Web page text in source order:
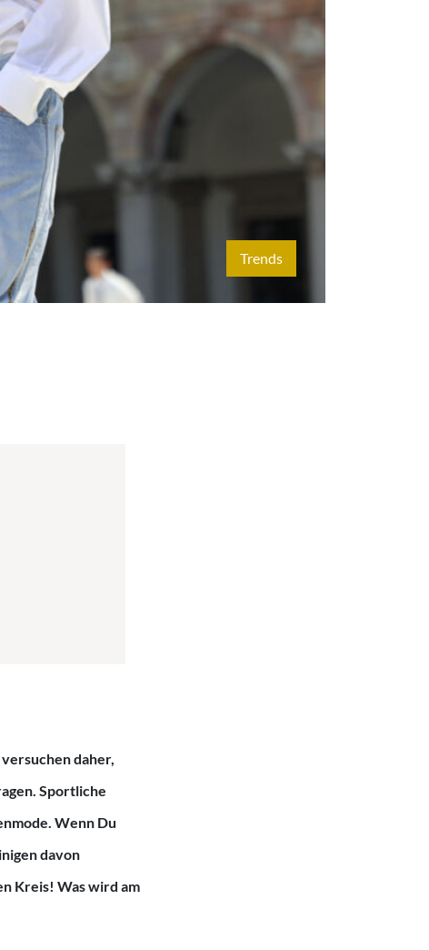
Trends
daher,
Sportliche
Wenn Du
davon
Kreis! Was wird am